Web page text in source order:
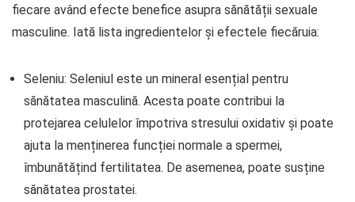
fiecare având efecte benefice asupra sănătății sexuale
masculine. Iată lista ingredientelor și efectele fiecăruia:
Seleniu: Seleniul este un mineral esențial pentru
sănătatea masculină. Acesta poate contribui la
protejarea celulelor împotriva stresului oxidativ și poate
ajuta la menținerea funcției normale a spermei,
îmbunătățind fertilitatea. De asemenea, poate susține
sănătatea prostatei.